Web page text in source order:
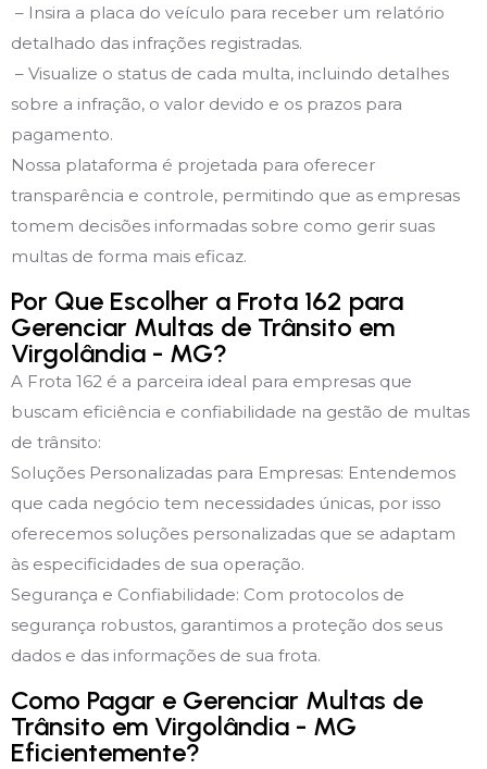
– Insira a placa do veículo para receber um relatório
detalhado das infrações registradas.
– Visualize o status de cada multa, incluindo detalhes
sobre a infração, o valor devido e os prazos para
pagamento.
Nossa plataforma é projetada para oferecer
transparência e controle, permitindo que as empresas
tomem decisões informadas sobre como gerir suas
multas de forma mais eficaz.
Por Que Escolher a Frota 162 para
Gerenciar Multas de Trânsito em
Virgolândia - MG?
A Frota 162 é a parceira ideal para empresas que
buscam eficiência e confiabilidade na gestão de multas
de trânsito:
Soluções Personalizadas para Empresas: Entendemos
que cada negócio tem necessidades únicas, por isso
oferecemos soluções personalizadas que se adaptam
às especificidades de sua operação.
Segurança e Confiabilidade: Com protocolos de
segurança robustos, garantimos a proteção dos seus
dados e das informações de sua frota.
Como Pagar e Gerenciar Multas de
Trânsito em Virgolândia - MG
Eficientemente?